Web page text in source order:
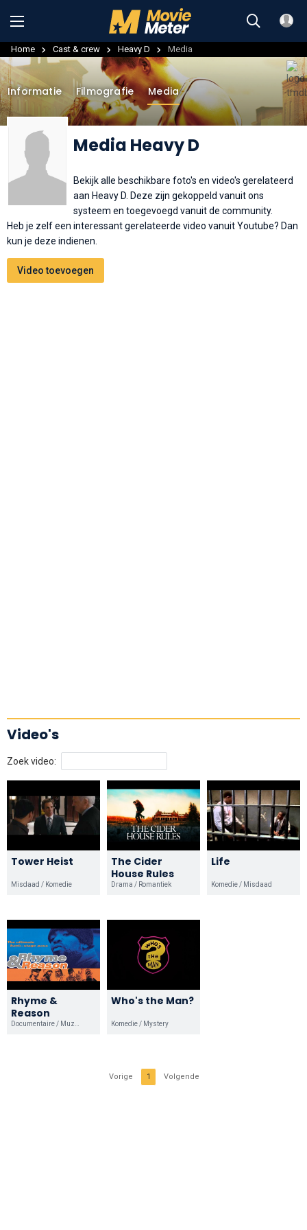
Home Cast & crew Heavy D Media
Media Heavy D
Informatie Filmografie Media
Bekijk alle beschikbare foto's en video's gerelateerd
aan Heavy D. Deze zijn gekoppeld vanuit ons
systeem en toegevoegd vanuit de community.
Heb je zelf een interessant gerelateerde video vanuit Youtube? Dan
kun je deze indienen.
Video toevoegen
Video's
Zoek video:
Tower Heist
Misdaad / Komedie
The Cider
House Rules
Drama / Romantiek
Life
Komedie / Misdaad
Rhyme &
Reason
Who's the Man?
Komedie / Mystery
Vorige 1 Volgende